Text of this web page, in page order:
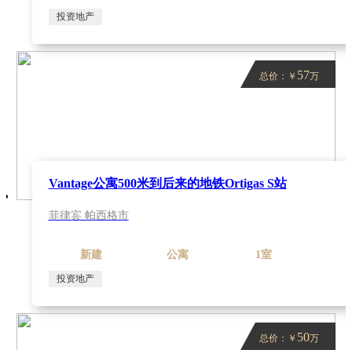
投资地产
总价：￥ 57万
Vantage公寓500米到后来的地铁Ortigas S站
菲律宾 帕西格市
新建 公寓 1室
投资地产
总价：￥ 50万